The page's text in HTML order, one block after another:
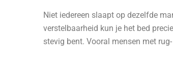
Niet iedereen slaapt op dezelfde
verstelbaarheid kun je het bed
stevig bent. Vooral mensen met